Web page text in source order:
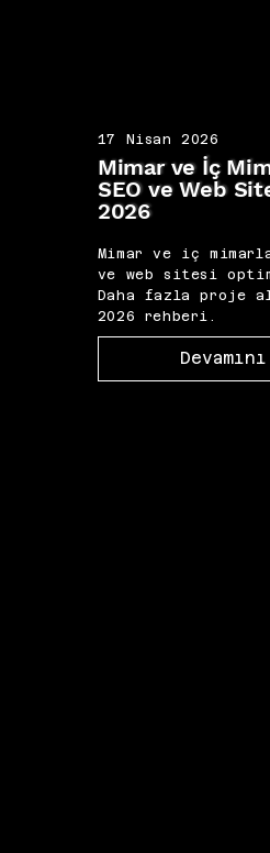
17 Nisan 2026
Mimar ve İç
SEO ve Web
2026
Mimar ve iç
ve web sitesi
Daha fazla proje
2026 rehberi.